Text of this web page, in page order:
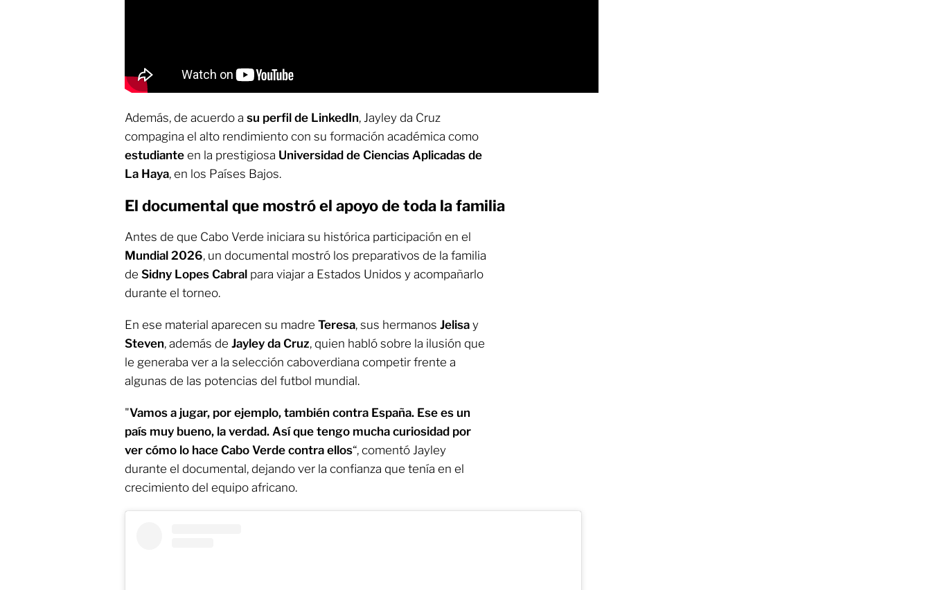
Además, de acuerdo a su perfil de LinkedIn, Jayley da Cruz
compagina el alto rendimiento con su formación académica como
estudiante en la prestigiosa Universidad de Ciencias Aplicadas de
La Haya, en los Países Bajos.
El documental que mostró el apoyo de toda la familia
Antes de que Cabo Verde iniciara su histórica participación en el
Mundial 2026, un documental mostró los preparativos de la familia
de Sidny Lopes Cabral para viajar a Estados Unidos y acompañarlo
durante el torneo.
En ese material aparecen su madre Teresa, sus hermanos Jelisa y
Steven, además de Jayley da Cruz, quien habló sobre la ilusión que
le generaba ver a la selección caboverdiana competir frente a
algunas de las potencias del futbol mundial.
"Vamos a jugar, por ejemplo, también contra España. Ese es un
país muy bueno, la verdad. Así que tengo mucha curiosidad por
ver cómo lo hace Cabo Verde contra ellos“, comentó Jayley
durante el documental, dejando ver la confianza que tenía en el
crecimiento del equipo africano.